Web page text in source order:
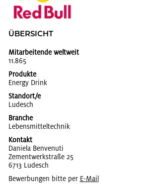
ÜBER­SICHT
Mitarbeitende weltweit
11.865
Produkte
En­er­gy Drink
Standort/e
Lu­desch
Branche
Le­bens­mit­tel­tech­nik
Kontakt
Da­nie­la Ben­ve­nu­ti
Ze­ment­werk­stra­ße 25
6713 Lu­desch
Bewerbungen bitte per E-Mail